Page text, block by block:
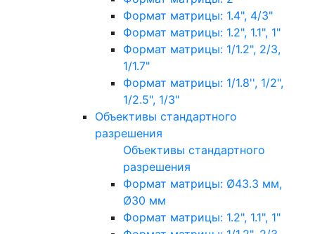
Формат матрицы: 1.4", 4/3"
Формат матрицы: 1.2", 1.1", 1"
Формат матрицы: 1/1.2", 2/3,
1/1.7"
Формат матрицы: 1/1.8'', 1/2",
1/2.5", 1/3"
Объективы стандартного
разрешения
Объективы стандартного
разрешения
Формат матрицы: Ø43.3 мм,
Ø30 мм
Формат матрицы: 1.2", 1.1", 1"